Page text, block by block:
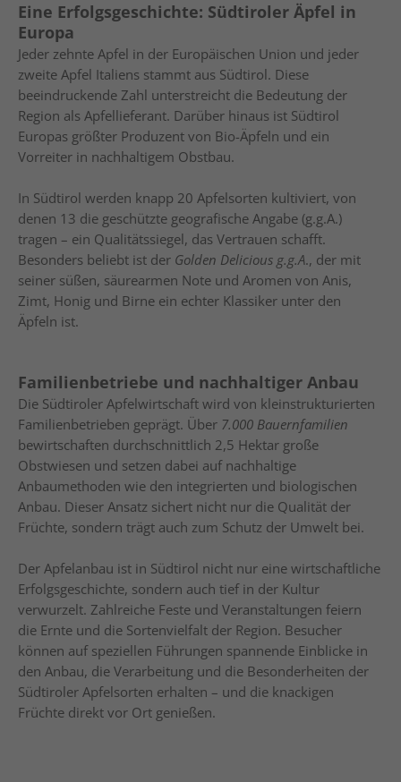
Eine Erfolgsgeschichte: Südtiroler Äpfel in
Europa
Jeder zehnte Apfel in der Europäischen Union und jeder
zweite Apfel Italiens stammt aus Südtirol. Diese
beeindruckende Zahl unterstreicht die Bedeutung der
Region als Apfellieferant. Darüber hinaus ist Südtirol
Europas größter Produzent von Bio-Äpfeln und ein
Vorreiter in nachhaltigem Obstbau.
In Südtirol werden knapp 20 Apfelsorten kultiviert, von
denen 13 die geschützte geografische Angabe (g.g.A.)
tragen – ein Qualitätssiegel, das Vertrauen schafft.
Besonders beliebt ist der Golden Delicious g.g.A., der mit
seiner süßen, säurearmen Note und Aromen von Anis,
Zimt, Honig und Birne ein echter Klassiker unter den
Äpfeln ist.
Familienbetriebe und nachhaltiger Anbau
Die Südtiroler Apfelwirtschaft wird von kleinstrukturierten
Familienbetrieben geprägt. Über 7.000 Bauernfamilien
bewirtschaften durchschnittlich 2,5 Hektar große
Obstwiesen und setzen dabei auf nachhaltige
Anbaumethoden wie den integrierten und biologischen
Anbau. Dieser Ansatz sichert nicht nur die Qualität der
Früchte, sondern trägt auch zum Schutz der Umwelt bei.
Der Apfelanbau ist in Südtirol nicht nur eine wirtschaftliche
Erfolgsgeschichte, sondern auch tief in der Kultur
verwurzelt. Zahlreiche Feste und Veranstaltungen feiern
die Ernte und die Sortenvielfalt der Region. Besucher
können auf speziellen Führungen spannende Einblicke in
den Anbau, die Verarbeitung und die Besonderheiten der
Südtiroler Apfelsorten erhalten – und die knackigen
Früchte direkt vor Ort genießen.